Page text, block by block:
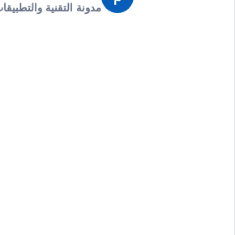
مدونة التقنية